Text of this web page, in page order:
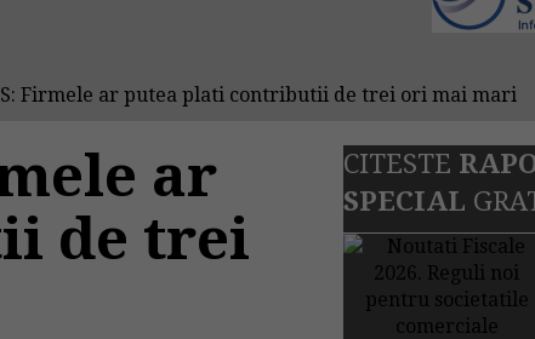
Firmele ar putea plati contributii de trei ori mai mari
ar
de trei
CITESTE
SPECIAL